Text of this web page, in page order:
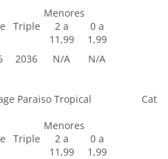
Triple
Menores
2 a
11,99
0 a
1,99
2036 N/A N/A
Paraiso Tropical Cat
Triple
Menores
2 a
11,99
0 a
1,99